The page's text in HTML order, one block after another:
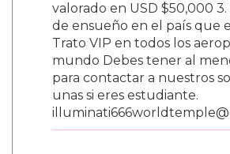
valorado en USD $50,000 3.
de ensueño en el país que
Trato VIP en todos los
mundo Debes tener al
para contactar a nuestros
unas si eres estudiante.